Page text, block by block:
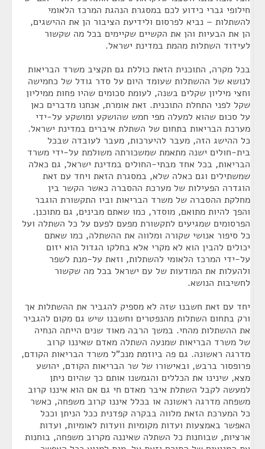
חילופי גברי כידוע לכם במסגרת הנהגת המרכז הלאומי
להשתלות – נביא לפרסום ולידיעת הציבור הן את ההישגים,
הן את הבעיות והן את הקשיים שקיימים בכל מה שקשור
לעידוד השתלות מהמת במדינת ישראל.
בכל מקרה, התוכנית הזאת כוללת גם תקציב משרד הבריאות
לנושא של ההשתלות שעומד היום על סדר גודל של כחמישה
וחצי מיליון שקלים בשנה, לעומת סכומים שהיו פחות ממיליון
שקל לפני התחלת התוכנית. זאת אומרת, אנחנו מדברים כאן
על סכום שהוא למעלה מפי חמש שהושקע ומושקע על-ידי
מערכת הבריאות בתחום של השתלת איברים במדינת ישראל.
כל ההישג הזה, מעבר להיערכות, מעבר לעובדה שבכל
בית-חולים ישנה מתאמת שמשכורתה משולמת על-ידי משרד
הבריאות, בכל אחד מבתי-החולים במדינת ישראל, גם כאלה
שמשתילים וגם כאלה שלא, במסגרת הזאת ויחד עם זאת
הוגדרה הפעילות של מערכת ההסברה כאשר הקשר בין
מחלקת ההסברה של משרד הבריאות וביו התקשורת הוגבר
והפך להיות מתואם, מוסדר, כמו שאתם מבינים, גם מתוכנן.
הפרסומים שמגיעים לתקשורת מפעם לפעם על כל השתלה ועל
כל סיפור אנושי שקורה ומלווה את ההשתלה, כמו שאתם
יכולים להבין הוא לא מקרי אלא בחלקו הגדול הוא יזום
על-ידי המרכז הלאומי להשתלות, וזאת על-מנת לשפר
ולהעלות את המודעות של עם ישראל בכל מה שקשור
לחשיבות הנושא.
יחד עם זאת חשבנו שזה לא מספיק להגביר את ההשתלות אך
ורק בתחום השתלות מהנפטרים וחשבנו שיש גם מקום להגביר
את ההשתלות מהחי. במשך הרבה מאוד שנים הייתה הנחיה
של משרד הבריאות שמנעה השתלה מאדם שאיננו קרוב
מדרגה ראשונה. גם פה ביוזמת מנכ"ל משרד הבריאות הקודם,
פרופסור ברבש, ובאישורו של שר הבריאות הקודם, יהושע
מצא, שינינו את הכללים והגמשנו אותם כך שהיום ניתן
למעשה לקבל השתלת איבר מאדם חי גם אם הוא איננו קרוב
משפחה מדרגה ראשונה או בכלל איננו קרוב משפחה, כאשר
כל המערכת הזאת מלווה בבקרה קפדנית ככל הניתן וככל
האפשר באמצעות ועדות מקומיות וועדות לאומיות, ועדות
ארציות, שבוחנות כל השתלה שאיננה מקרוב משפחה, בוחנות